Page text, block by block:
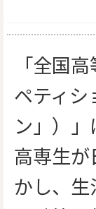
「全国
ペティシ
ン」）」
高専生
かし、